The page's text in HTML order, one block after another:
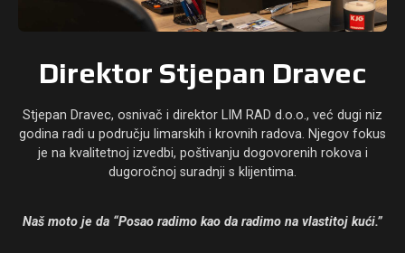
Direktor Stjepan Dravec
Stjepan Dravec, osnivač i direktor LIM RAD d.o.o., već dugi niz
godina radi u području limarskih i krovnih radova. Njegov fokus
je na kvalitetnoj izvedbi, poštivanju dogovorenih rokova i
dugoročnoj suradnji s klijentima.
Naš moto je da “Posao radimo kao da radimo na vlastitoj kući.”